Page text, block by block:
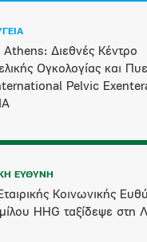
Athens: Διεθνές Κέντρο
Ογκολογίας και
Pelvic
ΕΥΘΥΝΗ
Κοινωνικής
HHG ταξίδεψε στη